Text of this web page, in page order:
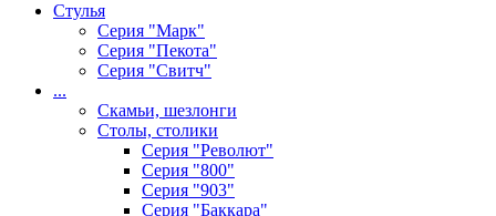
Стулья
Серия "Марк"
Серия "Пекота"
Серия "Свитч"
...
Скамьи, шезлонги
Столы, столики
Серия "Револют"
Серия "800"
Серия "903"
Серия "Баккара"